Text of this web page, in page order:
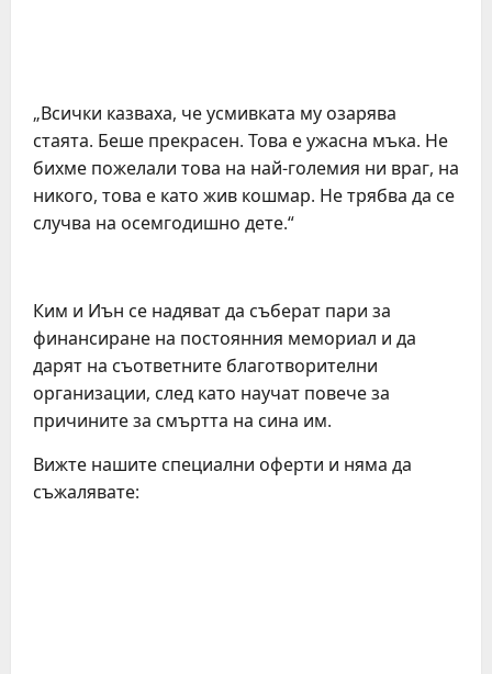
„Всички казваха, че усмивката му озарява
стаята. Беше прекрасен. Това е ужасна мъка. Не
бихме пожелали това на най-големия ни враг, на
никого, това е като жив кошмар. Не трябва да се
случва на осемгодишно дете.“
Ким и Иън се надяват да съберат пари за
финансиране на постоянния мемориал и да
дарят на съответните благотворителни
организации, след като научат повече за
причините за смъртта на сина им.
Вижте нашите специални оферти и няма да
съжалявате: